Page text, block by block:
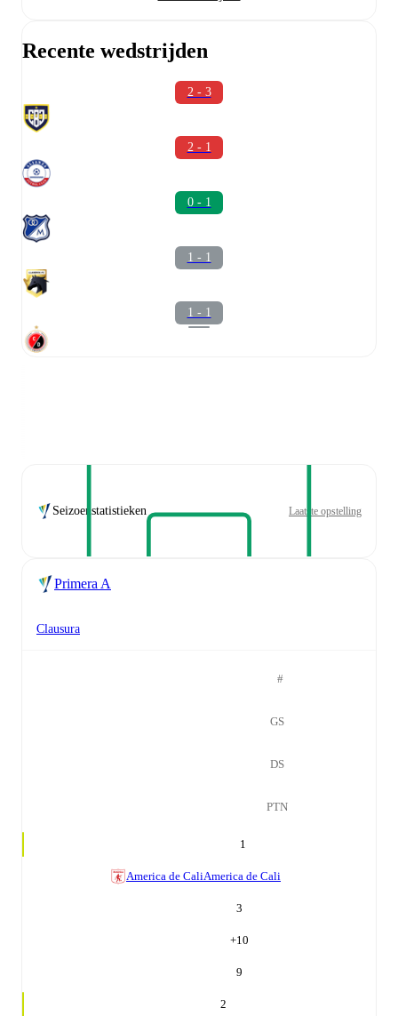
Recente wedstrijden
2 - 3
2 - 1
0 - 1
1 - 1
1 - 1
Seizoenstatistieken Laatste opstelling
Primera A
Clausura
#
GS
DS
PTN
1
America de CaliAmerica de Cali
3
+10
9
2